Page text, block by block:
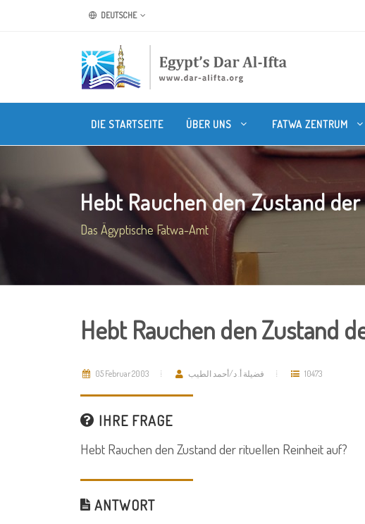
DEUTSCHE
DIE STARTSEITE ÜBER UNS FATWA ZENTRUM
Hebt Rauchen den Zustand
Das Ägyptische Fatwa-Amt
Hebt Rauchen den Zustand
05 Februar 2003 فضيلة أ. د/أحمد الطيب 10473
IHRE FRAGE
Hebt Rauchen den Zustand der rituellen Reinheit auf?
ANTWORT